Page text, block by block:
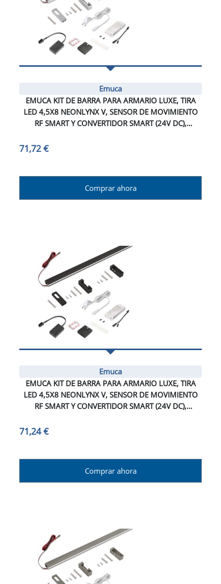
Emuca
EMUCA KIT DE BARRA PARA ARMARIO LUXE, TIRA
LED 4,5X8 NEONLYNX V, SENSOR DE MOVIMIENTO
RF SMART Y CONVERTIDOR SMART (24V DC),
PLÁSTICO Y ALUMINIO, ANODIZADO MATE
71,72 €
Comprar ahora
Emuca
EMUCA KIT DE BARRA PARA ARMARIO LUXE, TIRA
LED 4,5X8 NEONLYNX V, SENSOR DE MOVIMIENTO
RF SMART Y CONVERTIDOR SMART (24V DC),
PLÁSTICO Y ALUMINIO, PINTADO NEGRO
71,24 €
Comprar ahora